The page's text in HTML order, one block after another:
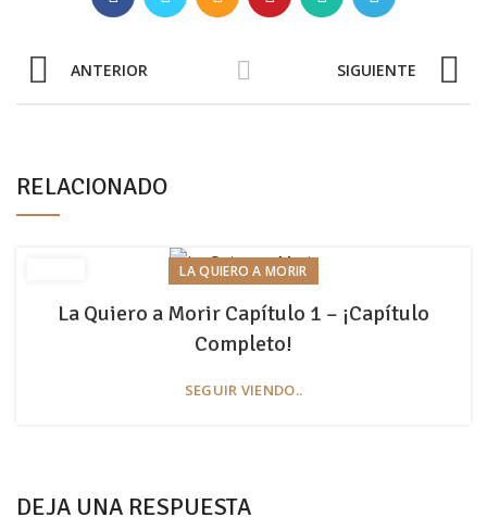
ANTERIOR SIGUIENTE
RELACIONADO
LA QUIERO A MORIR
La Quiero a Morir Capítulo 1 – ¡Capítulo
Completo!
SEGUIR VIENDO..
DEJA UNA RESPUESTA